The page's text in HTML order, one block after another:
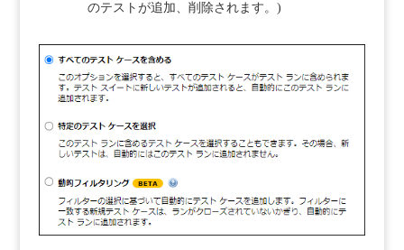
のテストが追加、削除されます。)